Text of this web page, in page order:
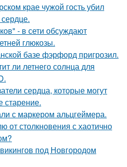
крае чужой гость убил
- в сети обсуждают
глюкозы.
базе фэрфорд пригрозил.
ли летнего солнца для
сердца, которые могут
старение.
с маркером альцгеймера.
от столкновения с хаотично
под Новгородом